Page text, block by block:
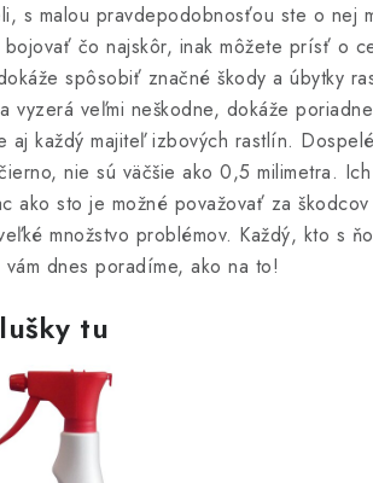
s malou pravdepodobnosťou ste o nej
čo najskôr, inak môžete prísť o
spôsobiť značné škody a úbytky
vyzerá veľmi neškodne, dokáže
aj každý majiteľ izbových rastlín.
nie sú väčšie ako 0,5 milimetra.
ako sto je možné považovať za
množstvo problémov. Každý, kto s
dnes poradíme, ako na to!
tu